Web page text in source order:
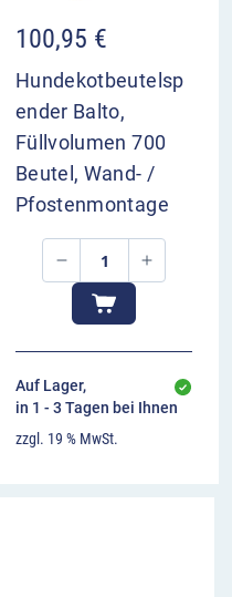
100,95 €
Hundekotbeutelsp
ender Balto,
Füllvolumen 700
Beutel, Wand- /
Pfostenmontage
Auf Lager,
in 1 - 3 Tagen bei Ihnen
zzgl. 19 % MwSt.